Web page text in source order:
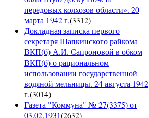
передовых колхозов области». 20
марта 1942 г.(3312)
Докладная записка первого
секретаря Шапкинского райкома
ВКП(б) А.И. Сапроновой в обком
ВКП(б) о рациональном
использовании государственной
водяной мельницы. 24 августа 1942
г.(3014)
Газета "Коммуна" № 27(3375) от
03.02.1931(2632)